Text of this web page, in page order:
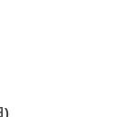
)